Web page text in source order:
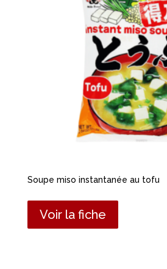
Soupe miso instantanée au tofu
Voir la fiche